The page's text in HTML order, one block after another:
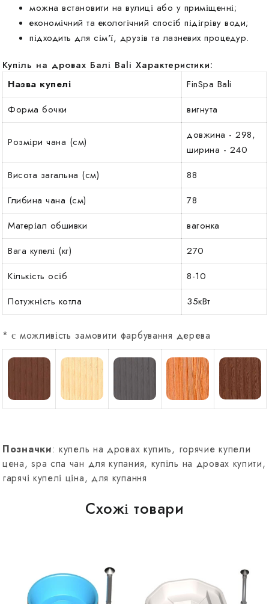
можна встановити на вулиці або у приміщенні;
економічний та екологічний спосіб підігріву води;
підходить для сім'ї, друзів та лазневих процедур.
Купіль на дровах Балі Bali Характеристики:
Назва купелі
FinSpa Bali
Форма бочки
вигнута
Розміри чана (см)
довжина - 298,
ширина - 240
Висота загальна (см)
88
Глибина чана (см)
78
Матеріал обшивки
вагонка
Вага купелі (кг)
270
Кількість осіб
8-10
Потужність котла
35кВт
* є можливість замовити фарбування дерева
Позначки: купель на дровах купить, горячие купели
цена, spa спа чан для купания, купіль на дровах купити,
гарячі купелі ціна, для купання
Схожі товари